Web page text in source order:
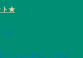
ト★
ド